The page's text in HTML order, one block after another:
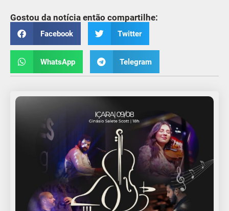
Gostou da notícia então compartilhe:
Facebook Twitter
WhatsApp Telegram